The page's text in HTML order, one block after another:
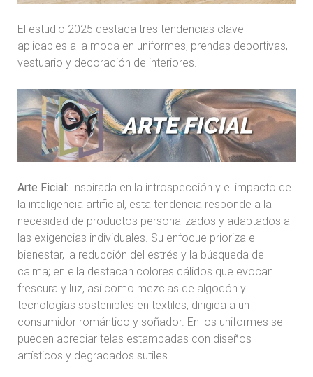
El estudio 2025 destaca tres tendencias clave
aplicables a la moda en uniformes, prendas deportivas,
vestuario y decoración de interiores.
Arte Ficial: Inspirada en la introspección y el impacto de
la inteligencia artificial, esta tendencia responde a la
necesidad de productos personalizados y adaptados a
las exigencias individuales. Su enfoque prioriza el
bienestar, la reducción del estrés y la búsqueda de
calma; en ella destacan colores cálidos que evocan
frescura y luz, así como mezclas de algodón y
tecnologías sostenibles en textiles, dirigida a un
consumidor romántico y soñador. En los uniformes se
pueden apreciar telas estampadas con diseños
artísticos y degradados sutiles.